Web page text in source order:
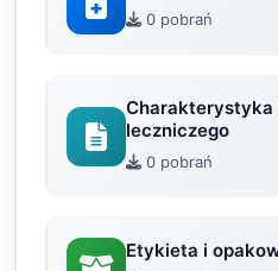
0 pobrań
Charakterystyka
leczniczego
0 pobrań
Etykieta i